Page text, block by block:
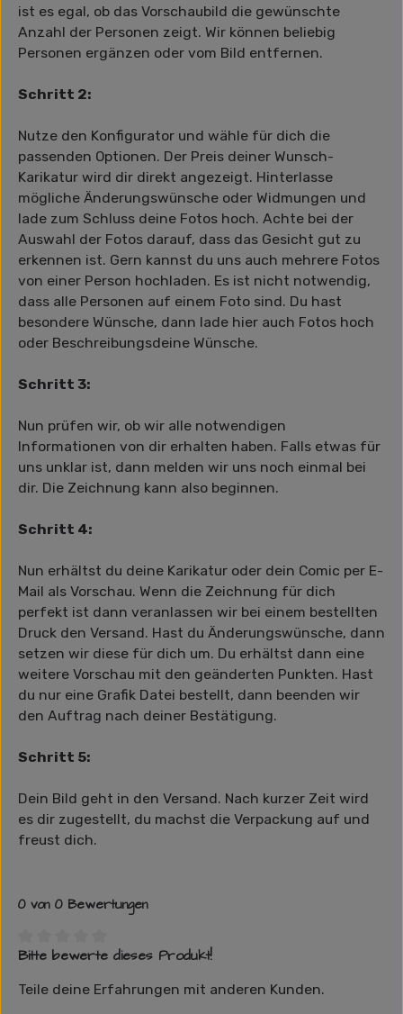
ist es egal, ob das Vorschaubild die gewünschte
Anzahl der Personen zeigt. Wir können beliebig
Personen ergänzen oder vom Bild entfernen.
Schritt 2:
Nutze den Konfigurator und wähle für dich die
passenden Optionen. Der Preis deiner Wunsch-
Karikatur wird dir direkt angezeigt. Hinterlasse
mögliche Änderungswünsche oder Widmungen und
lade zum Schluss deine Fotos hoch. Achte bei der
Auswahl der Fotos darauf, dass das Gesicht gut zu
erkennen ist. Gern kannst du uns auch mehrere Fotos
von einer Person hochladen. Es ist nicht notwendig,
dass alle Personen auf einem Foto sind. Du hast
besondere Wünsche, dann lade hier auch Fotos hoch
oder Beschreibungsdeine Wünsche.
Schritt 3:
Nun prüfen wir, ob wir alle notwendigen
Informationen von dir erhalten haben. Falls etwas für
uns unklar ist, dann melden wir uns noch einmal bei
dir. Die Zeichnung kann also beginnen.
Schritt 4:
Nun erhältst du deine Karikatur oder dein Comic per E-
Mail als Vorschau. Wenn die Zeichnung für dich
perfekt ist dann veranlassen wir bei einem bestellten
Druck den Versand. Hast du Änderungswünsche, dann
setzen wir diese für dich um. Du erhältst dann eine
weitere Vorschau mit den geänderten Punkten. Hast
du nur eine Grafik Datei bestellt, dann beenden wir
den Auftrag nach deiner Bestätigung.
Schritt 5:
Dein Bild geht in den Versand. Nach kurzer Zeit wird
es dir zugestellt, du machst die Verpackung auf und
freust dich.
0 von 0 Bewertungen
Durchschnittliche Bewertung von 0 von 5 Sternen
Bitte bewerte dieses Produkt!
Teile deine Erfahrungen mit anderen Kunden.